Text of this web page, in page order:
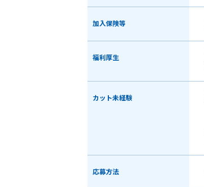
加入保険等
福利厚生
カット未経験
応募方法